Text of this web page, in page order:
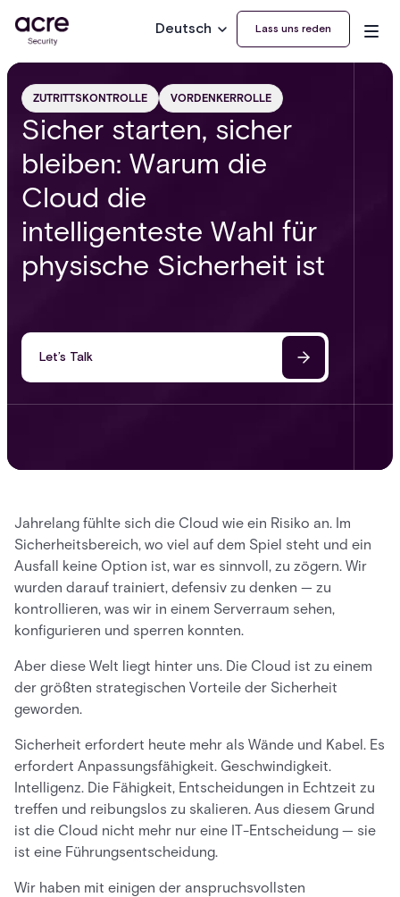
Deutsch Lass uns reden
ZUTRITTSKONTROLLE VORDENKERROLLE
Sicher starten, sicher
bleiben: Warum die
Cloud die
intelligenteste Wahl für
physische Sicherheit ist
Let’s Talk
Jahrelang fühlte sich die Cloud wie ein Risiko an. Im
Sicherheitsbereich, wo viel auf dem Spiel steht und ein
Ausfall keine Option ist, war es sinnvoll, zu zögern. Wir
wurden darauf trainiert, defensiv zu denken — zu
kontrollieren, was wir in einem Serverraum sehen,
konfigurieren und sperren konnten.
Aber diese Welt liegt hinter uns. Die Cloud ist zu einem
der größten strategischen Vorteile der Sicherheit
geworden.
Sicherheit erfordert heute mehr als Wände und Kabel. Es
erfordert Anpassungsfähigkeit. Geschwindigkeit.
Intelligenz. Die Fähigkeit, Entscheidungen in Echtzeit zu
treffen und reibungslos zu skalieren. Aus diesem Grund
ist die Cloud nicht mehr nur eine IT-Entscheidung — sie
ist eine Führungsentscheidung.
Wir haben mit einigen der anspruchsvollsten